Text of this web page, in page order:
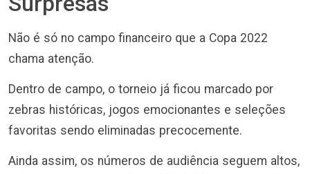
Não é só no campo financeiro que a Copa 2022
chama atenção.
Dentro de campo, o torneio já ficou marcado por
zebras históricas, jogos emocionantes e seleções
favoritas sendo eliminadas precocemente.
Ainda assim, os números de audiência seguem altos,